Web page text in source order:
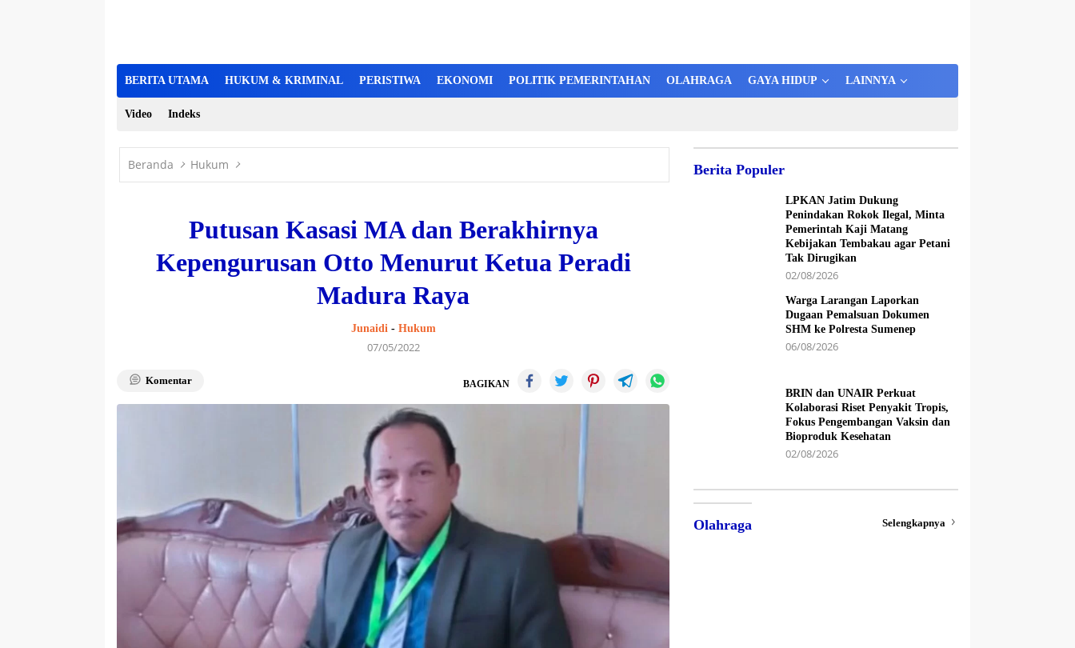
BERITA UTAMA HUKUM & KRIMINAL PERISTIWA EKONOMI POLITIK PEMERINTAHAN OLAHRAGA GAYA HIDUP LAINNYA
Video Indeks
Beranda Hukum
Putusan Kasasi MA dan Berakhirnya
Kepengurusan Otto Menurut Ketua Peradi
Madura Raya
Junaidi- Hukum
07/05/2022
Komentar BAGIKAN
Berita Populer
LPKAN Jatim Dukung
Penindakan Rokok Ilegal, Minta
Pemerintah Kaji Matang
Kebijakan Tembakau agar Petani
Tak Dirugikan
02/08/2026
Warga Larangan Laporkan
Dugaan Pemalsuan Dokumen
SHM ke Polresta Sumenep
06/08/2026
BRIN dan UNAIR Perkuat
Kolaborasi Riset Penyakit Tropis,
Fokus Pengembangan Vaksin dan
Bioproduk Kesehatan
02/08/2026
Olahraga Selengkapnya